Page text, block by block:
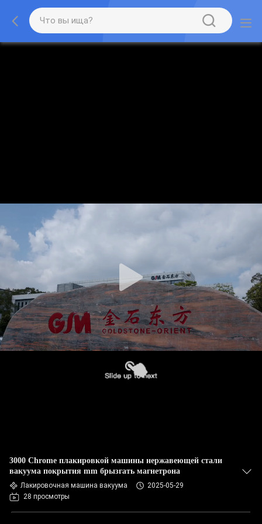
3000 Chrome плакировкой машины нержавеющей стали
вакуума покрытия mm брызгать магнетрона
Лакировочная машина вакуума
2025-05-29
28 просмотры